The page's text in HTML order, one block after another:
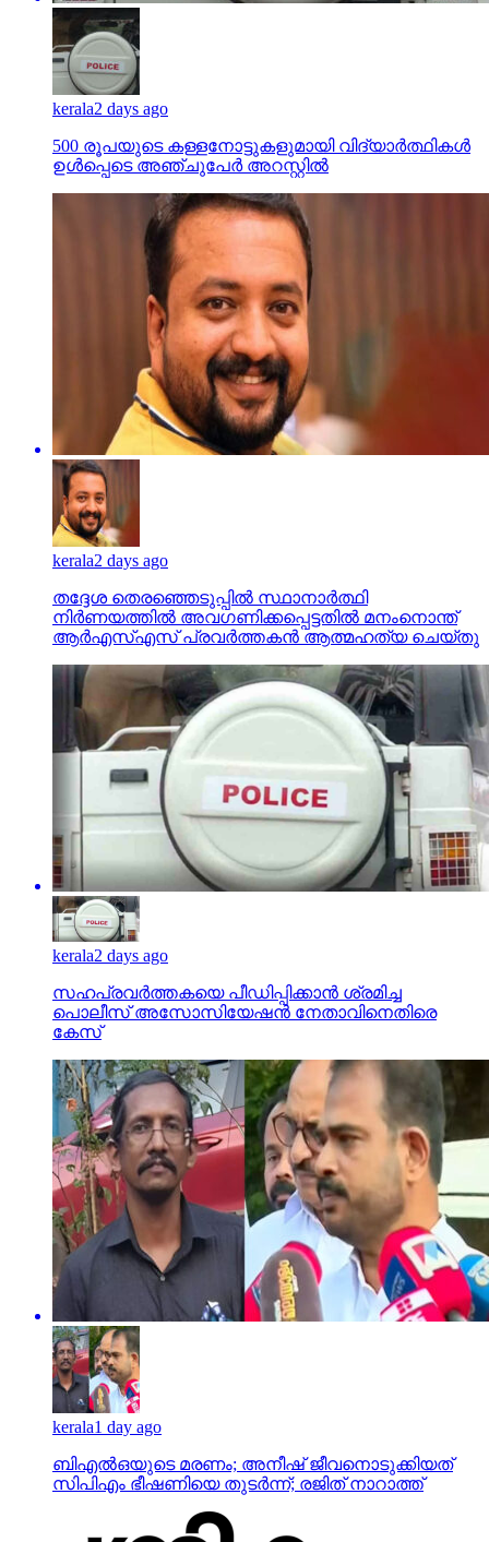
kerala2 days ago
500 രൂപയുടെ കള്ളനോട്ടുകളുമായി വിദ്യാര്‍ത്ഥികള്‍
ഉള്‍പ്പെടെ അഞ്ചുപേര്‍ അറസ്റ്റില്‍
kerala2 days ago
തദ്ദേശ തെരഞ്ഞെടുപ്പില്‍ സ്ഥാനാര്‍ത്ഥി
നിര്‍ണയത്തില്‍ അവഗണിക്കപ്പെട്ടതില്‍ മനംനൊന്ത്
ആര്‍എസ്എസ് പ്രവര്‍ത്തകന്‍ ആത്മഹത്യ ചെയ്തു
kerala2 days ago
സഹപ്രവര്‍ത്തകയെ പീഡിപ്പിക്കാന്‍ ശ്രമിച്ച
പൊലീസ് അസോസിയേഷന്‍ നേതാവിനെതിരെ
കേസ്
kerala1 day ago
ബിഎല്‍ഒയുടെ മരണം; അനീഷ് ജീവനൊടുക്കിയത്
സിപിഎം ഭീഷണിയെ തുടര്‍ന്ന്; രജിത് നാറാത്ത്